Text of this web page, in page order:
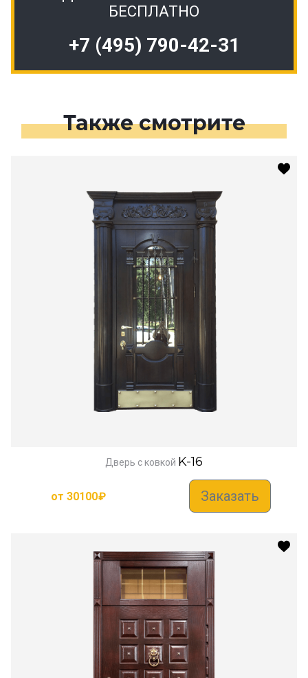
БЕСПЛАТНО
+7 (495) 790-42-31
Также смотрите
Дверь с ковкой K-16
от 30100₽ Заказать